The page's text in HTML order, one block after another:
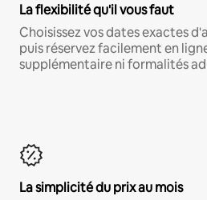
La flexibilité qu'il vous faut
Choisissez vos dates exactes
puis réservez facilement en
supplémentaire ni formalités
La simplicité du prix au mois